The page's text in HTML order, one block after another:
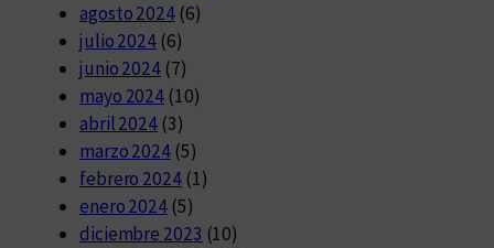
agosto 2024(6)
julio 2024 (6)
junio 2024 (7)
mayo 2024 (10)
abril 2024 (3)
marzo 2024 (5)
febrero 2024(1)
enero 2024 (5)
diciembre 2023 (10)